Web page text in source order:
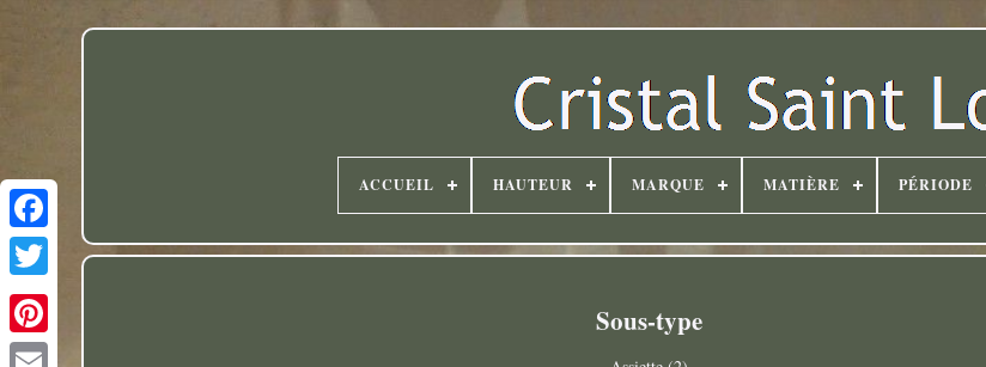
Twitter
ACCUEIL HAUTEUR MARQUE MATIÈRE PÉRIODE
Sous-type